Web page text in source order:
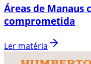
Áreas de Manaus
comprometida
Ler matéria